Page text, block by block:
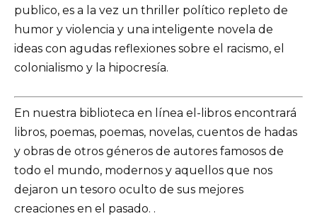
publico, es a la vez un thriller político repleto de
humor y violencia y una inteligente novela de
ideas con agudas reflexiones sobre el racismo, el
colonialismo y la hipocresía.
En nuestra biblioteca en línea el-libros encontrará
libros, poemas, poemas, novelas, cuentos de hadas
y obras de otros géneros de autores famosos de
todo el mundo, modernos y aquellos que nos
dejaron un tesoro oculto de sus mejores
creaciones en el pasado. .